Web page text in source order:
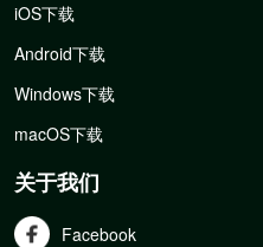
iOS下载
Android下载
Windows下载
macOS下载
关于我们
Facebook